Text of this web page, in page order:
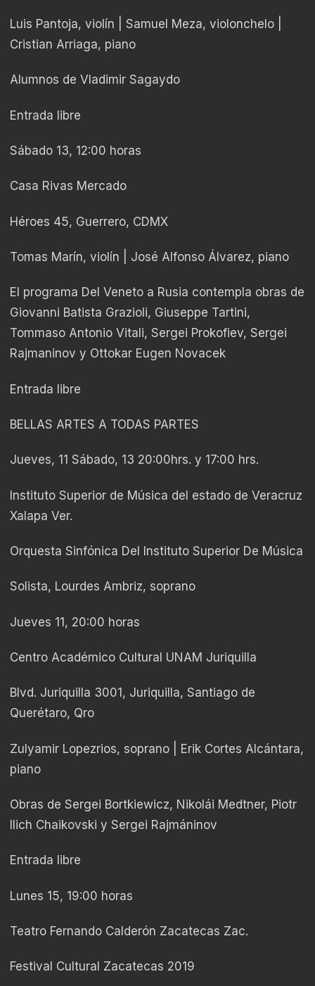
Luis Pantoja, violín | Samuel Meza, violonchelo |
Cristian Arriaga, piano
Alumnos de Vladimir Sagaydo
Entrada libre
Sábado 13, 12:00 horas
Casa Rivas Mercado
Héroes 45, Guerrero, CDMX
Tomas Marín, violín | José Alfonso Álvarez, piano
El programa Del Veneto a Rusia contempla obras de
Giovanni Batista Grazioli, Giuseppe Tartini,
Tommaso Antonio Vitali, Sergei Prokofiev, Sergei
Rajmaninov y Ottokar Eugen Novacek
Entrada libre
BELLAS ARTES A TODAS PARTES
Jueves, 11 Sábado, 13 20:00hrs. y 17:00 hrs.
Instituto Superior de Música del estado de Veracruz
Xalapa Ver.
Orquesta Sinfónica Del Instituto Superior De Música
Solista, Lourdes Ambriz, soprano
Jueves 11, 20:00 horas
Centro Académico Cultural UNAM Juriquilla
Blvd. Juriquilla 3001, Juriquilla, Santiago de
Querétaro, Qro
Zulyamir Lopezrios, soprano | Erik Cortes Alcántara,
piano
Obras de Sergei Bortkiewicz, Nikolái Medtner, Piotr
Ilich Chaikovski y Sergei Rajmáninov
Entrada libre
Lunes 15, 19:00 horas
Teatro Fernando Calderón Zacatecas Zac.
Festival Cultural Zacatecas 2019